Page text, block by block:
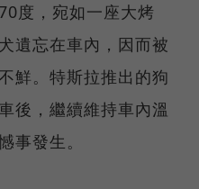
度，宛如一座大烤
遺忘在車內，因而被
鮮。特斯拉推出的狗
後，繼續維持車內溫
事發生。